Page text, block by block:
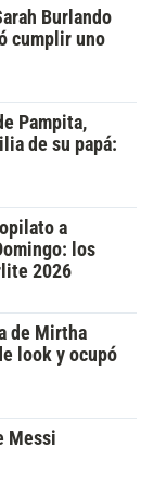
Burlando
cumplir uno
Pampita,
de su papá:
a
los
2026
de Mirtha
look y ocupó
Messi